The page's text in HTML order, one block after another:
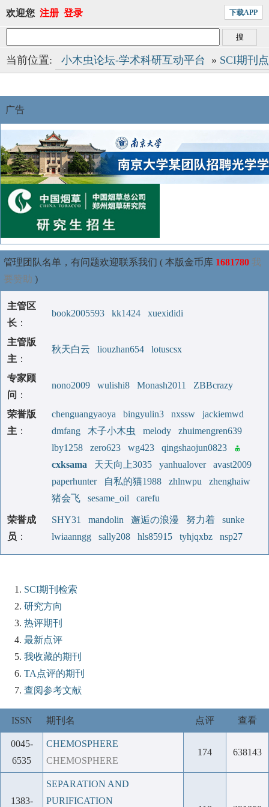
欢迎您 注册 登录 下载APP
当前位置: 小木虫论坛-学术科研互动平台 » SCI期刊
广告
管理团队名单，有问题欢迎联系我们 ( 本版金币库 1681780 我
要赞助 )
主管区
长 ：
book2005593 kk1424 xuexididi
主管版
主 ：
秋天白云 liouzhan654 lotuscsx
专家顾
问 ：
nono2009 wulishi8 Monash2011 ZBBcrazy
荣誉版
主 ：
chenguangyaoya bingyulin3 nxssw
jackiemwd
dmfang
木子小木虫 melody
zhuimengren639
lby1258
zero623 wg423
qingshaojun0823
cxksama
天天向上3035 yanhualover
avast2009
paperhunter
自私的猫1988 zhlnwpu
zhenghaiw
猪会飞
sesame_oil carefu
荣誉成
员 ：
SHY31 mandolin 邂逅の浪漫 努力着
sunke
lwiaanngg
sally208 hls85915 tyhjqxbz nsp27
SCI期刊检索
研究方向
热评期刊
最新点评
我收藏的期刊
TA点评的期刊
查阅参考文献
ISSN 期刊名 点评 查看
0045-
6535
CHEMOSPHERE
CHEMOSPHERE
174 638143
1383-
SEPARATION AND
PURIFICATION